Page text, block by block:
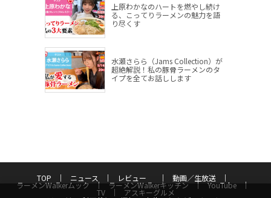
上原わかなのハートを燃やし続け
る、こってりラーメンの魅力を語
り尽くす
水瀬さらら（Jams Collection）が
超絶解説！私の豚骨ラーメンのタ
イプを全てお話しします
TOP ニュース レビュー 動画／生放送
ラーメンWalkerムック ラーメンWalkerキッチン YouTube
TV アスキーグルメ